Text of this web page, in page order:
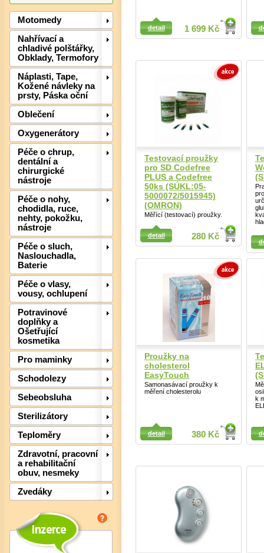
Motomedy
Nahřívací a
chladivé polštářky,
Obklady, Termofory
Náplasti, Tape,
Kožené návleky na
prsty, Páska oční
Oblečení
Oxygenerátory
Péče o chrup,
dentální a
chirurgické
nástroje
Péče o nohy,
chodidla, ruce,
nehty, pokožku,
nástroje
Péče o sluch,
Naslouchadla,
Baterie
Péče o vlasy,
vousy, ochlupení
Potravinové
doplňky a
Ošetřující
kosmetika
Pro maminky
Schodolezy
Sebeobsluha
Sterilizátory
Teploměry
Zdravotní, pracovní
a rehabilitační
obuv, nesmeky
Zvedáky
1 699 Kč
detail
Detail
Detail
Testovací proužky
pro SD Codefree
PLUS a Codefree
50ks (SÚKL:05-
5000072/5015945)
(OMRON)
Měřící (testovací) proužky.
280 Kč
detail
Detail
Detail
Proužky na
cholesterol
EasyTouch
Samonasávací proužky k
měření cholesterolu
380 Kč
detail
k
Detail
Detail